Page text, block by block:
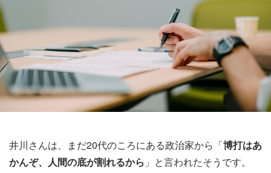
井川さんは、まだ20代のころにある政治家から「博打はあ
かんぞ、人間の底が割れるから 」と言われたそうです。